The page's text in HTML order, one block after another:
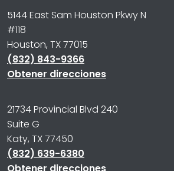
5144 East Sam Houston Pkwy N
#118
Houston, TX 77015
(832) 843-9366
Obtener direcciones
21734 Provincial Blvd 240
Suite G
Katy, TX 77450
(832) 639-6380